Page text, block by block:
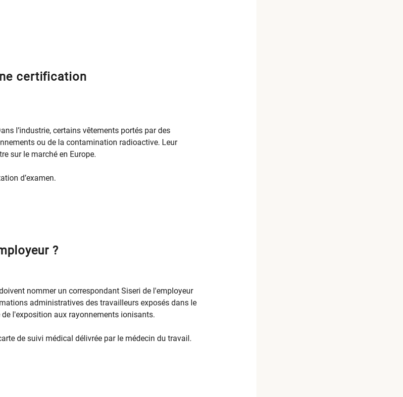
certification
l’industrie, certains vêtements portés par des
ou de la contamination radioactive. Leur
sur le marché en Europe.
d’examen.
?
nommer un correspondant Siseri de l'employeur
administratives des travailleurs exposés dans le
l'exposition aux rayonnements ionisants.
de suivi médical délivrée par le médecin du travail.